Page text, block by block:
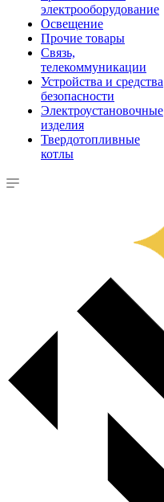
электрооборудование
Освещение
Прочие товары
Связь,
телекоммуникации
Устройства и средства
безопасности
Электроустановочные
изделия
Твердотопливные
котлы